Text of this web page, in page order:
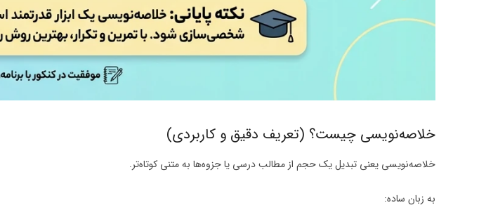
خلاصه‌نویسی چیست؟ (تعریف دقیق و کاربردی)
خلاصه‌نویسی یعنی تبدیل یک حجم از مطالب درسی یا جزوه‌ها به متنی کوتاه‌تر.
به زبان ساده: